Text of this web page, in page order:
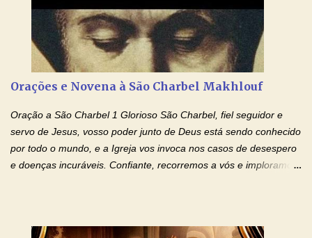
o mesmo Espírito e gozemos sempre da sua consolação. Por
Cristo, Senhor Nosso. Amém. Creio: Creio em Deus Pai Todo-
Poderoso, Criador do céu e da terra; e em Jesus Cristo, seu
único Filho, nosso Senhor; que foi concebido pelo poder do Espí­
foi crucificado, morto e sepultado. Desceu à mansão dos mortos;
ressuscitou ao terceiro dia; subiu aos céus, está sentado à direita
de Deus Pai todo-poderoso, donde há de vir a julgar os v...
Orações e Novena à São Charbel Makhlouf
Oração a São Charbel 1 Glorioso São Charbel, fiel seguidor e
servo de Jesus, vosso poder junto de Deus está sendo conhecido
por todo o mundo, e a Igreja vos invoca nos casos de desespero
e doenças incuráveis. Confiante, recorremos a vós e imploramos
Queremos sempre lembrar-nos deste favor, da vossa intercessão